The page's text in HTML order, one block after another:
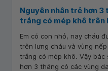
Nguyên nhân trẻ hơn 3
trắng có mép khô trên
Em có con nhỏ, nay cháu
trên lưng cháu và vùng
trắng có mép khô. Vậy
hơn 3 tháng có các vùng